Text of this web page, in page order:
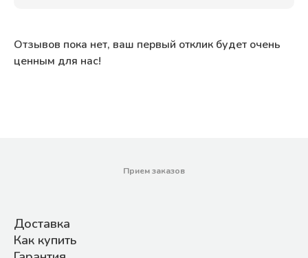
Отзывов пока нет, ваш первый отклик будет очень
ценным для нас!
Доставка
Как купить
Прием заказов